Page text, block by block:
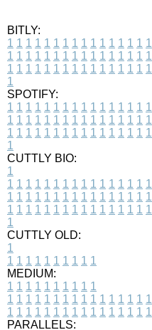
BITLY:
1 1 1 1 1 1 1 1 1 1 1 1 1 1 1 1
1 1 1 1 1 1 1 1 1 1 1 1 1 1 1 1
1 1 1 1 1 1 1 1 1 1 1 1 1 1 1 1
1
SPOTIFY:
1 1 1 1 1 1 1 1 1 1 1 1 1 1 1 1
1 1 1 1 1 1 1 1 1 1 1 1 1 1 1 1
1 1 1 1 1 1 1 1 1 1 1 1 1 1 1 1
1
CUTTLY BIO:
1
1 1 1 1 1 1 1 1 1 1 1 1 1 1 1 1
1 1 1 1 1 1 1 1 1 1 1 1 1 1 1 1
1 1 1 1 1 1 1 1 1 1 1 1 1 1 1 1
1
CUTTLY OLD:
1
1 1 1 1 1 1 1 1 1 1
MEDIUM:
1 1 1 1 1 1 1 1 1 1
1 1 1 1 1 1 1 1 1 1 1 1 1 1 1 1
1 1 1 1 1 1 1 1 1 1 1 1 1 1 1 1
PARALLELS: